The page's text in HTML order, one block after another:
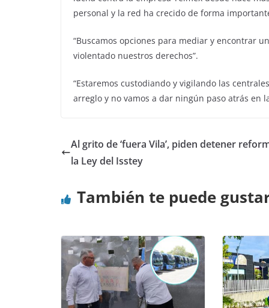
personal y la red ha crecido de forma
“Buscamos opciones para mediar y encontrar
violentado nuestros derechos”.
“Estaremos custodiando y vigilando las
arreglo y no vamos a dar ningún paso atrás en
Al grito de ‘fuera Vila’, piden detener
la Ley del Isstey
También te puede